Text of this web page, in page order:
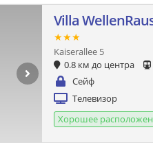
Villa
★★★
Kaiserallee 5
0.8 км до центра
Сейф
Телевизор
Хорошее